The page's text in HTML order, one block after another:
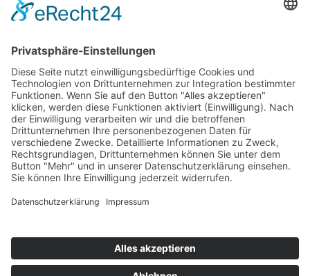
Impressum
Service
FAQ
Zahlungsarten